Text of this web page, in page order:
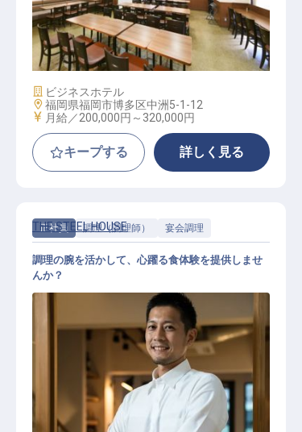
支配人・副支配人候補
施設業態
ビジネスホテル
勤務地
福岡県福岡市博多区中洲5-1-12
給与
月給／200,000円～ 320,000円
キープする 詳しく見る
正社員 調理（調理師） 宴会調理
調理スタッフ
THE STEEL HOUSE
調理の腕を活かして、心躍る食体験を提供しませ
んか？